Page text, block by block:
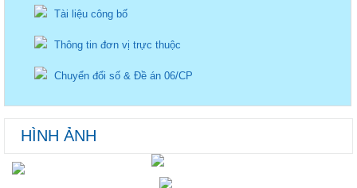
Tài liệu công bố
Thông tin đơn vị trực thuộc
Chuyển đổi số & Đề án 06/CP
HÌNH ẢNH